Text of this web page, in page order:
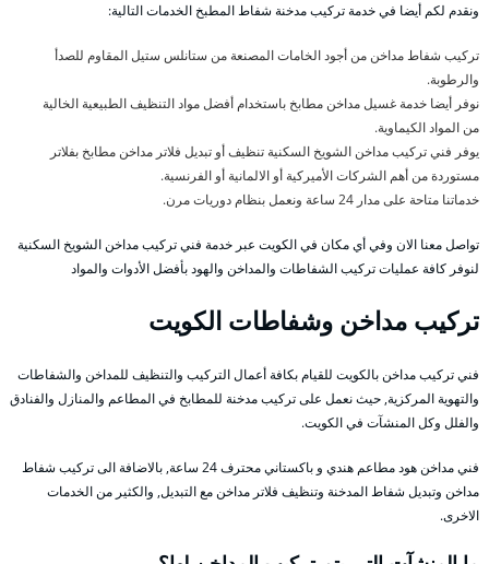
ونقدم لكم أيضا في خدمة تركيب مدخنة شفاط المطبخ الخدمات التالية:
تركيب شفاط مداخن من أجود الخامات المصنعة من ستانلس ستيل المقاوم للصدأ
والرطوبة.
نوفر أيضا خدمة غسيل مداخن مطابخ باستخدام أفضل مواد التنظيف الطبيعية الخالية
من المواد الكيماوية.
يوفر فني تركيب مداخن الشويخ السكنية تنظيف أو تبديل فلاتر مداخن مطابخ بفلاتر
مستوردة من أهم الشركات الأميركية أو الالمانية أو الفرنسية.
خدماتنا متاحة على مدار 24 ساعة ونعمل بنظام دوريات مرن.
تواصل معنا الان وفي أي مكان في الكويت عبر خدمة فني تركيب مداخن الشويخ السكنية
لنوفر كافة عمليات تركيب الشفاطات والمداخن والهود بأفضل الأدوات والمواد
تركيب مداخن وشفاطات الكويت
فني تركيب مداخن بالكويت للقيام بكافة أعمال التركيب والتنظيف للمداخن والشفاطات
والتهوية المركزية, حيث نعمل على تركيب مدخنة للمطابخ في المطاعم والمنازل والفنادق
والفلل وكل المنشآت في الكويت.
فني مداخن هود مطاعم هندي و باكستاني محترف 24 ساعة, بالاضافة الى تركيب شفاط
مداخن وتبديل شفاط المدخنة وتنظيف فلاتر مداخن مع التبديل, والكثير من الخدمات
الاخرى.